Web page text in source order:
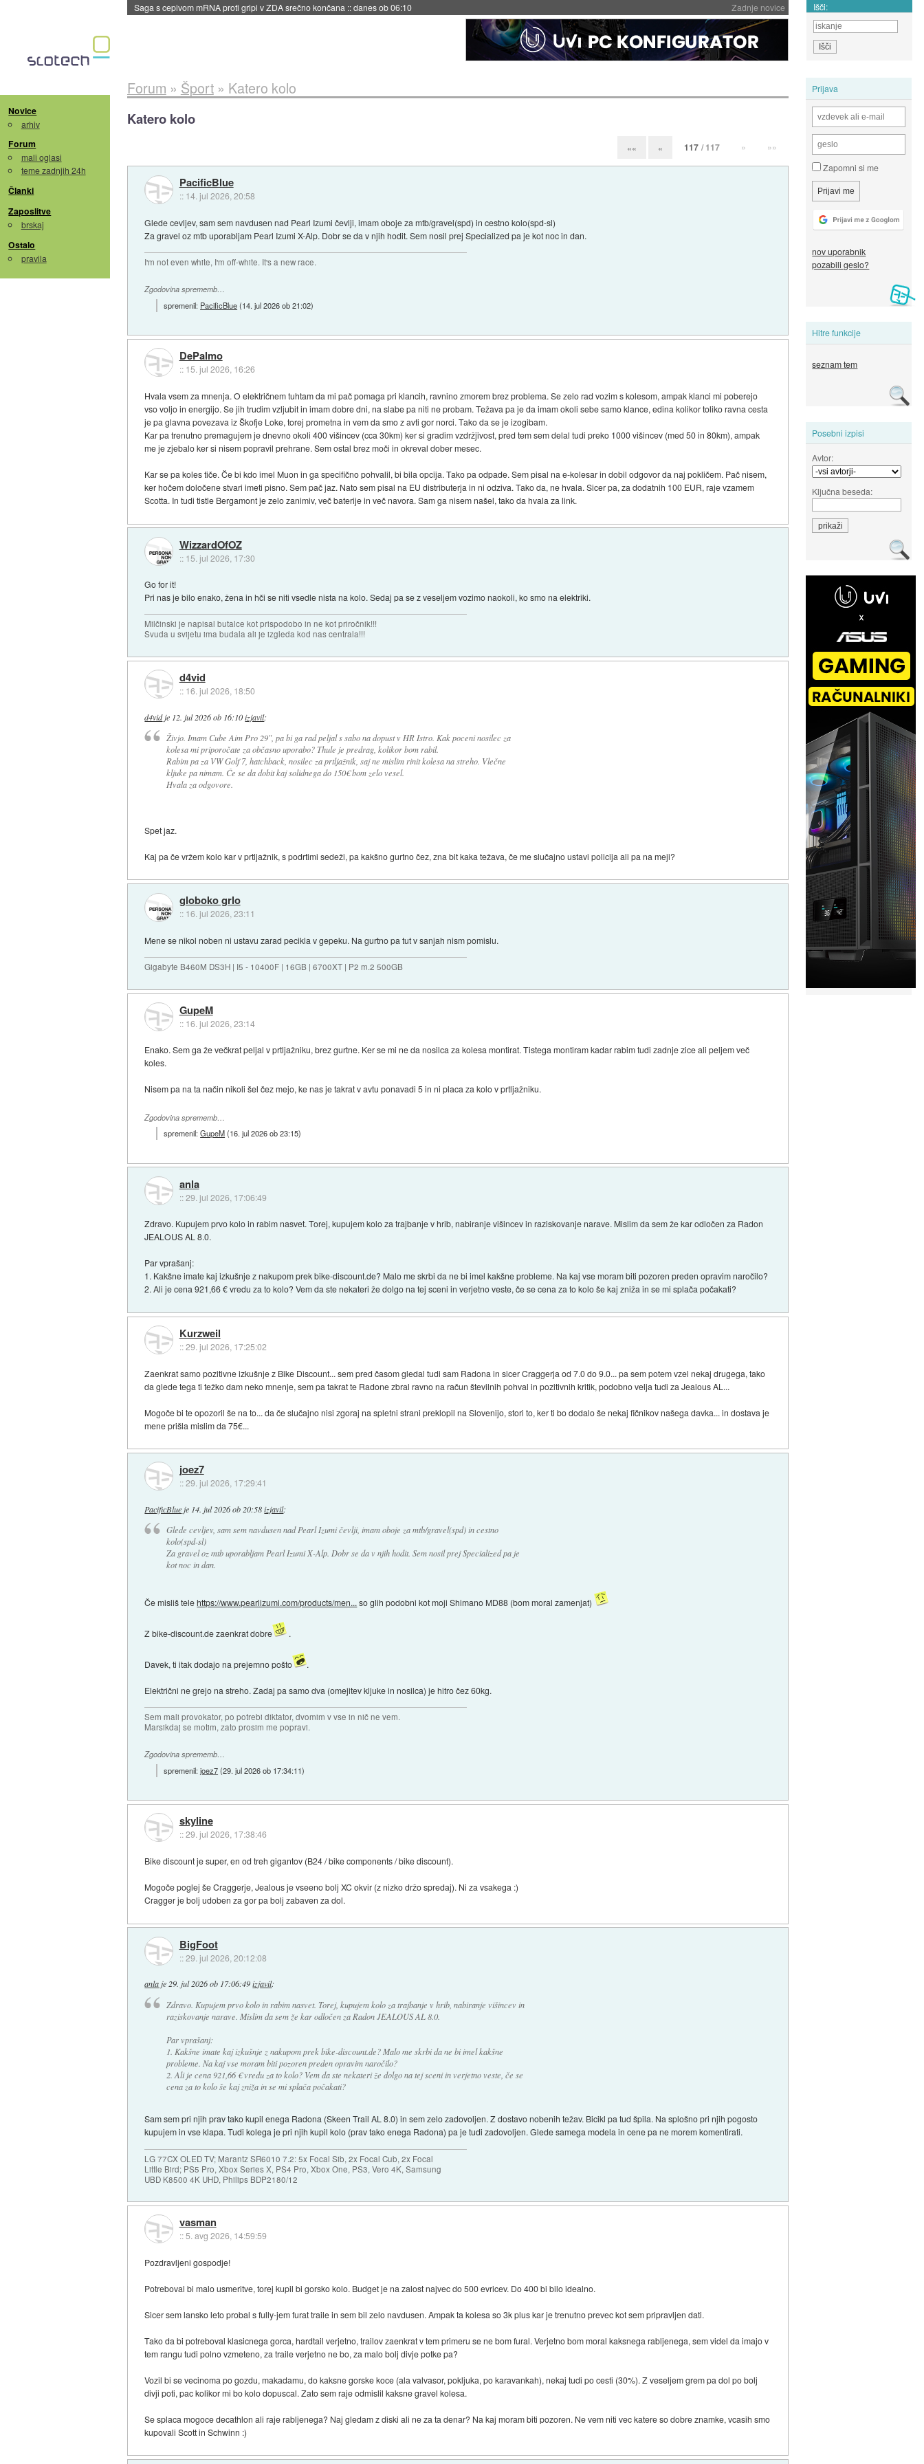
Zadnje novice
BMW v vozilih začel predvajati reklame::danes ob 06:09 Išči:
Novice
arhiv
Forum
mali oglasi
teme zadnjih 24h
Članki
Zaposlitve
brskaj
Ostalo
pravila
Prijava
Zapomni si me
nov uporabnik
pozabili geslo?
Hitre funkcije
seznam tem
Posebni izpisi
Avtor:
Ključna beseda:
Forum » Šport» Katero kolo
Katero kolo
«« « 117 / 117 » »»
PacificBlue
:: 14. jul 2026, 20:58
Glede cevljev, sam sem navdusen nad Pearl Izumi čevlji, imam oboje za mtb/gravel(spd) in cestno kolo(spd-sl)
Za gravel oz mtb uporabljam Pearl Izumi X-Alp. Dobr se da v njih hodit. Sem nosil prej Specialized pa je kot noc in dan.
I'm not even white, I'm off-white. It's a new race.
Zgodovina sprememb…
spremenil: PacificBlue(14. jul 2026 ob 21:02)
DePalmo
:: 15. jul 2026, 16:26
Hvala vsem za mnenja. O električnem tuhtam da mi pač pomaga pri klancih, ravnino zmorem brez problema. Se zelo rad vozim s kolesom, ampak klanci mi poberejo
vso voljo in energijo. Se jih trudim vzljubit in imam dobre dni, na slabe pa niti ne probam. Težava pa je da imam okoli sebe samo klance, edina kolikor toliko ravna cesta
je pa glavna povezava iz Škofje Loke, torej prometna in vem da smo z avti gor norci. Tako da se je izogibam.
Kar pa trenutno premagujem je dnevno okoli 400 višincev (cca 30km) ker si gradim vzdržjivost, pred tem sem delal tudi preko 1000 višincev (med 50 in 80km), ampak
me je zjebalo ker si nisem popravil prehrane. Sem ostal brez moči in okreval dober mesec.
Kar se pa koles tiče. Če bi kdo imel Muon in ga specifično pohvalil, bi bila opcija. Tako pa odpade. Sem pisal na e-kolesar in dobil odgovor da naj pokličem. Pač nisem,
ker hočem določene stvari imeti pisno. Sem pač jaz. Nato sem pisal na EU distributerja in ni odziva. Tako da, ne hvala. Sicer pa, za dodatnih 100 EUR, raje vzamem
Scotta. In tudi tistle Bergamont je zelo zanimiv, več baterije in več navora. Sam ga nisem našel, tako da hvala za link.
WizzardOfOZ
:: 15. jul 2026, 17:30
Go for it!
Pri nas je bilo enako, žena in hči se niti vsedle nista na kolo. Sedaj pa se z veseljem vozimo naokoli, ko smo na elektriki.
Milčinski je napisal butalce kot prispodobo in ne kot priročnik!!!
Svuda u svijetu ima budala ali je izgleda kod nas centrala!!!
d4vid
:: 16. jul 2026, 18:50
d4vidje 12. jul 2026 ob 16:10 izjavil:
Živjo. Imam Cube Aim Pro 29", pa bi ga rad peljal s sabo na dopust v HR Istro. Kak poceni nosilec za
kolesa mi priporočate za občasno uporabo? Thule je predrag, kolikor bom rabil.
Rabim pa za VW Golf 7, hatchback, nosilec za prtljažnik, saj ne mislim rinit kolesa na streho. Vlečne
kljuke pa nimam. Če se da dobit kaj solidnega do 150€ bom zelo vesel.
Hvala za odgovore.
Spet jaz.
Kaj pa če vržem kolo kar v prtljažnik, s podrtimi sedeži, pa kakšno gurtno čez, zna bit kaka težava, če me slučajno ustavi policija ali pa na meji?
globoko grlo
:: 16. jul 2026, 23:11
Mene se nikol noben ni ustavu zarad pecikla v gepeku. Na gurtno pa tut v sanjah nism pomislu.
Gigabyte B460M DS3H | I5 - 10400F | 16GB | 6700XT | P2 m.2 500GB
GupeM
:: 16. jul 2026, 23:14
Enako. Sem ga že večkrat peljal v prtljažniku, brez gurtne. Ker se mi ne da nosilca za kolesa montirat. Tistega montiram kadar rabim tudi zadnje zice ali peljem več
koles.
Nisem pa na ta način nikoli šel čez mejo, ke nas je takrat v avtu ponavadi 5 in ni placa za kolo v prtljažniku.
Zgodovina sprememb…
spremenil:GupeM(16. jul 2026 ob 23:15)
anla
::29. jul 2026, 17:06:49
Zdravo. Kupujem prvo kolo in rabim nasvet. Torej, kupujem kolo za trajbanje v hrib, nabiranje višincev in raziskovanje narave. Mislim da sem že kar odločen za Radon
JEALOUS AL 8.0.
Par vprašanj:
1. Kakšne imate kaj izkušnje z nakupom prek bike-discount.de? Malo me skrbi da ne bi imel kakšne probleme. Na kaj vse moram biti pozoren preden opravim naročilo?
2. Ali je cena 921,66 € vredu za to kolo? Vem da ste nekateri že dolgo na tej sceni in verjetno veste, če se cena za to kolo še kaj zniža in se mi splača počakati?
Kurzweil
::29. jul 2026, 17:25:02
Zaenkrat samo pozitivne izkušnje z Bike Discount... sem pred časom gledal tudi sam Radona in sicer Craggerja od 7.0 do 9.0... pa sem potem vzel nekaj drugega, tako
da glede tega ti težko dam neko mnenje, sem pa takrat te Radone zbral ravno na račun številnih pohval in pozitivnih kritik, podobno velja tudi za Jealous AL...
Mogoče bi te opozoril še na to... da če slučajno nisi zgoraj na spletni strani preklopil na Slovenijo, stori to, ker ti bo dodalo še nekaj fičnikov našega davka... in dostava je
mene prišla mislim da 75€...
joez7
::29. jul 2026, 17:29:41
PacificBlue je 14. jul 2026 ob 20:58 izjavil:
Glede cevljev, sam sem navdusen nad Pearl Izumi čevlji, imam oboje za mtb/gravel(spd) in cestno
kolo(spd-sl)
Za gravel oz mtb uporabljam Pearl Izumi X-Alp. Dobr se da v njih hodit. Sem nosil prej Specialized pa je
kot noc in dan.
Če misliš telehttps://www.pearlizumi.com/products/men... so glih podobni kot moji Shimano MD88 (bom moral zamenjat)
Z bike-discount.de zaenkrat dobre .
Davek, ti itak dodajo na prejemno pošto .
Električni ne grejo na streho. Zadaj pa samo dva (omejitev kljuke in nosilca) je hitro čez 60kg.
Sem mali provokator, po potrebi diktator, dvomim v vse in nič ne vem.
Marsikdaj se motim, zato prosim me popravi.
Zgodovina sprememb…
spremenil:joez7(29. jul 2026 ob 17:34:11)
skyline
::29. jul 2026, 17:38:46
Bike discount je super, en od treh gigantov (B24 / bike components / bike discount).
Mogoče poglej še Craggerje, Jealous je vseeno bolj XC okvir (z nizko držo spredaj). Ni za vsakega :)
Cragger je bolj udoben za gor pa bolj zabaven za dol.
BigFoot
::29. jul 2026, 20:12:08
anlaje29. jul 2026 ob 17:06:49 izjavil:
Zdravo. Kupujem prvo kolo in rabim nasvet. Torej, kupujem kolo za trajbanje v hrib, nabiranje višincev in
raziskovanje narave. Mislim da sem že kar odločen za Radon JEALOUS AL 8.0.
Par vprašanj:
1. Kakšne imate kaj izkušnje z nakupom prek bike-discount.de? Malo me skrbi da ne bi imel kakšne
probleme. Na kaj vse moram biti pozoren preden opravim naročilo?
2. Ali je cena 921,66 € vredu za to kolo? Vem da ste nekateri že dolgo na tej sceni in verjetno veste, če se
cena za to kolo še kaj zniža in se mi splača počakati?
Sam sem pri njih prav tako kupil enega Radona (Skeen Trail AL 8.0) in sem zelo zadovoljen. Z dostavo nobenih težav. Bicikl pa tud špila. Na splošno pri njih pogosto
kupujem in vse klapa. Tudi kolega je pri njih kupil kolo (prav tako enega Radona) pa je tudi zadovoljen. Glede samega modela in cene pa ne morem komentirati.
LG 77CX OLED TV; Marantz SR6010 7.2: 5x Focal Sib, 2x Focal Cub, 2x Focal
Little Bird; PS5 Pro, Xbox Series X, PS4 Pro, Xbox One, PS3, Vero 4K, Samsung
UBD K8500 4K UHD, Philips BDP2180/12
vasman
::5. avg 2026, 14:59:59
Pozdravljeni gospodje!
Potreboval bi malo usmeritve, torej kupil bi gorsko kolo. Budget je na zalost najvec do 500 evricev. Do 400 bi bilo idealno.
Sicer sem lansko leto probal s fully-jem furat traile in sem bil zelo navdusen. Ampak ta kolesa so 3k plus kar je trenutno prevec kot sem pripravljen dati.
Tako da bi potreboval klasicnega gorca, hardtail verjetno, trailov zaenkrat v tem primeru se ne bom fural. Verjetno bom moral kaksnega rabljenega, sem videl da imajo v
tem rangu tudi polno vzmeteno, za traile verjetno ne bo, za malo bolj divje potke pa?
Vozil bi se vecinoma po gozdu, makadamu, do kaksne gorske koce (ala valvasor, pokljuka, po karavankah), nekaj tudi po cesti (30%). Z veseljem grem pa dol po bolj
divji poti, pac kolikor mi bo kolo dopuscal. Zato sem raje odmislil kaksne gravel kolesa.
Se splaca mogoce decathlon ali raje rabljenega? Naj gledam z diski ali ne za ta denar? Na kaj moram biti pozoren. Ne vem niti vec katere so dobre znamke, vcasih smo
kupovali Scott in Schwinn :)